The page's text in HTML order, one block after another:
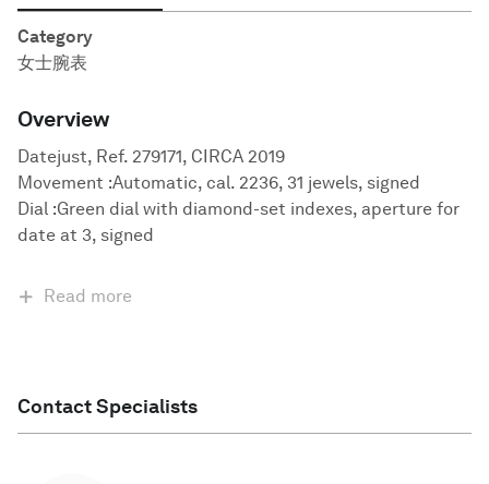
Category
女士腕表
Overview
Datejust, Ref. 279171, CIRCA 2019
Movement :Automatic, cal. 2236, 31 jewels, signed
Dial :Green dial with diamond-set indexes, aperture for
date at 3, signed
Read more
Contact Specialists